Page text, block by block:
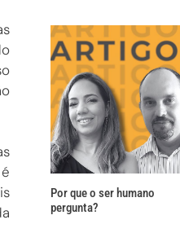
Por que o ser humano
pergunta?